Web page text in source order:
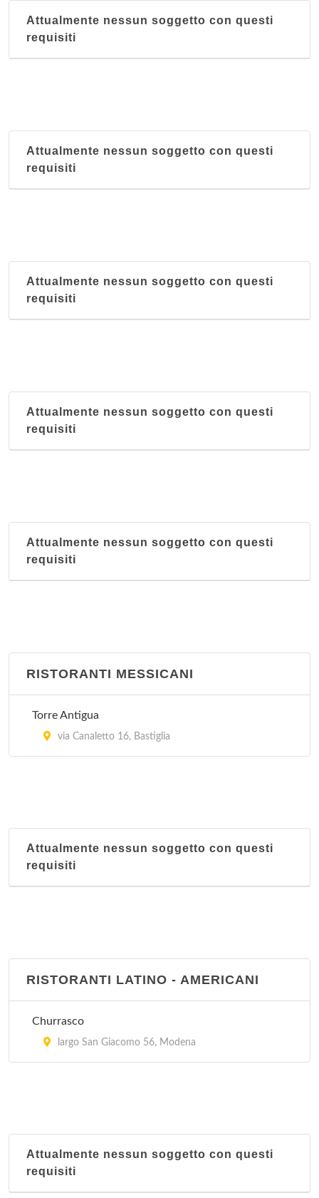
Attualmente nessun soggetto con questi
requisiti
Attualmente nessun soggetto con questi
requisiti
Attualmente nessun soggetto con questi
requisiti
Attualmente nessun soggetto con questi
requisiti
Attualmente nessun soggetto con questi
requisiti
RISTORANTI MESSICANI
Torre Antigua
via Canaletto 16, Bastiglia
Attualmente nessun soggetto con questi
requisiti
RISTORANTI LATINO - AMERICANI
Churrasco
largo San Giacomo 56, Modena
Attualmente nessun soggetto con questi
requisiti